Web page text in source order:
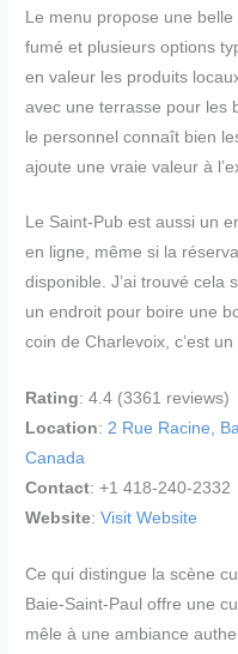
Le menu propose une
fumé et plusieurs options
en valeur les produits
avec une terrasse pour les
le personnel connaît bien
ajoute une vraie valeur à
Le Saint-Pub est aussi un
en ligne, même si la
disponible. J’ai trouvé cela
un endroit pour boire une
coin de Charlevoix, c’est
Rating: 4.4 (3361 reviews)
Location:2 Rue Racine,
Canada
Contact: +1 418-240-2332
Website:Visit Website
Ce qui distingue la scène
Baie-Saint-Paul offre une
mêle à une ambiance